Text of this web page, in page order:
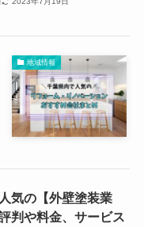
地域情報
気の【外壁塗装業
判や料金、サービス